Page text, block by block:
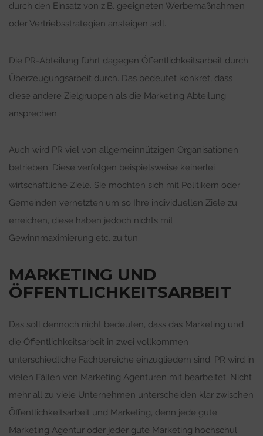
durch den Einsatz von z.B. geeigneten Werbemaßnahmen
oder Vertriebsstrategien ansteigen soll.
Die PR-Abteilung führt dagegen Öffentlichkeitsarbeit durch
Überzeugungsarbeit durch. Das bedeutet konkret, dass
diese andere Zielgruppen als die Marketing Abteilung
ansprechen.
Auch wird PR viel von allgemeinnützigen Organisationen
betrieben. Diese verfolgen beispielsweise keinerlei
wirtschaftliche Ziele. Sie möchten sich mit Politikern oder
Gemeinden vernetzten um so Ihre individuellen Ziele zu
erreichen, diese haben jedoch nichts mit
Gewinnmaximierung etc. zu tun.
MARKETING UND
ÖFFENTLICHKEITSARBEIT
Das soll dennoch nicht bedeuten, dass das Marketing und
die Öffentlichkeitsarbeit in zwei vollkommen
unterschiedliche Fachbereiche einzugliedern sind. PR wird in
vielen Fällen von Marketing Agenturen mit bearbeitet. Nicht
mehr all zu viele Unternehmen unterscheiden klar zwischen
Öffentlichkeitsarbeit und Marketing, denn jede gute
Marketing Agentur oder jeder gute Marketing hochschul